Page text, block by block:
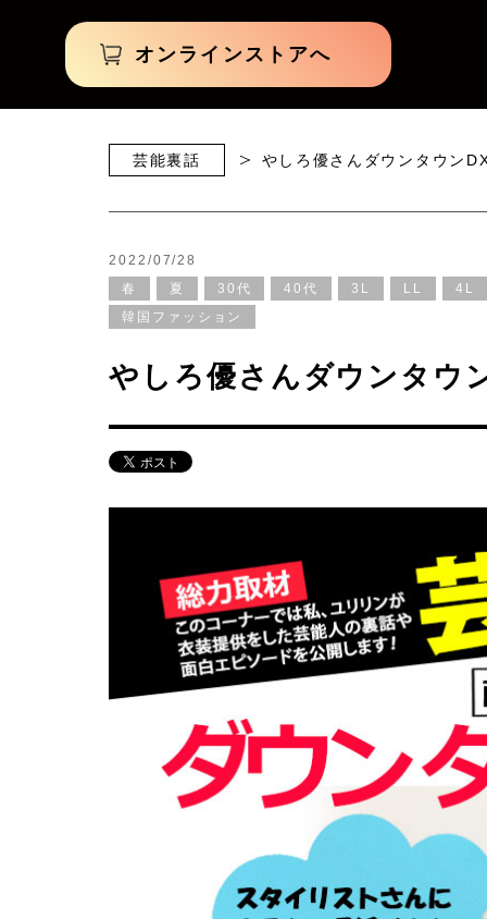
オンラインストアへ
芸能裏話 やしろ優さんダウンタウン
2022/07/28
春
夏 30代 40代 3L LL
4L
韓国ファッション
やしろ優さんダウンタウ